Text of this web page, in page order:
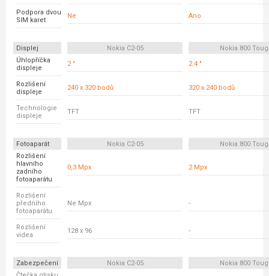
Podpora dvou
SIM karet
Ne Ano
Displej Nokia C2-05
Nokia 800
Úhlopříčka
displeje
2 " 2.4 "
Rozlišení
displeje
240 x 320 bodů 320 x 240 bodů
Technologie
displeje
TFT TFT
Fotoaparát Nokia C2-05
Nokia 800
Rozlišení
hlavního
zadního
fotoaparátu
0,3 Mpx 2 Mpx
Rozlišení
předního
fotoaparátu
Ne Mpx -
Rozlišení
videa
128 x 96 -
Zabezpečení Nokia C2-05
Nokia 800